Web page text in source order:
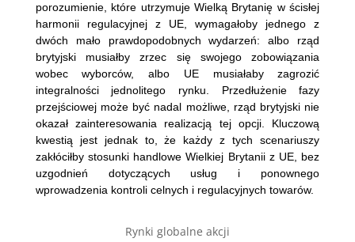
porozumienie, które utrzymuje Wielką Brytanię w ścisłej
harmonii regulacyjnej z UE, wymagałoby jednego z
dwóch mało prawdopodobnych wydarzeń: albo rząd
brytyjski musiałby zrzec się swojego zobowiązania
wobec wyborców, albo UE musiałaby zagrozić
integralności jednolitego rynku. Przedłużenie fazy
przejściowej może być nadal możliwe, rząd brytyjski nie
okazał zainteresowania realizacją tej opcji. Kluczową
kwestią jest jednak to, że każdy z tych scenariuszy
zakłóciłby stosunki handlowe Wielkiej Brytanii z UE, bez
uzgodnień dotyczących usług i ponownego
wprowadzenia kontroli celnych i regulacyjnych towarów.
Rynki globalne akcji